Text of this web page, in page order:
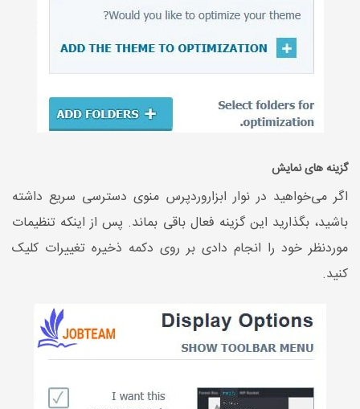
گزینه های نمایش
اگر می‌خواهید در نوار ابزاروردپرس منوی دسترسی سریع داشته
باشید، بگذارید این گزینه فعال باقی بماند. پس از اینکه تنظیمات
موردنظر خود را انجام دادی بر روی دکمه ذخیره تغییرات کلیک
کنید.